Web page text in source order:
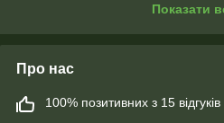
Показати
Про нас
100% позитивних з 15 відгуків